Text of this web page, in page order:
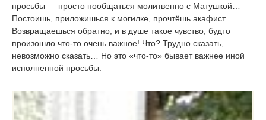
просьбы — просто пообщаться молитвенно с Матушкой…
Постоишь, приложишься к могилке, прочтёшь акафист…
Возвращаешься обратно, и в душе такое чувство, будто
произошло что-то очень важное! Что? Трудно сказать,
невозможно сказать… Но это «что-то» бывает важнее иной
исполненной просьбы.